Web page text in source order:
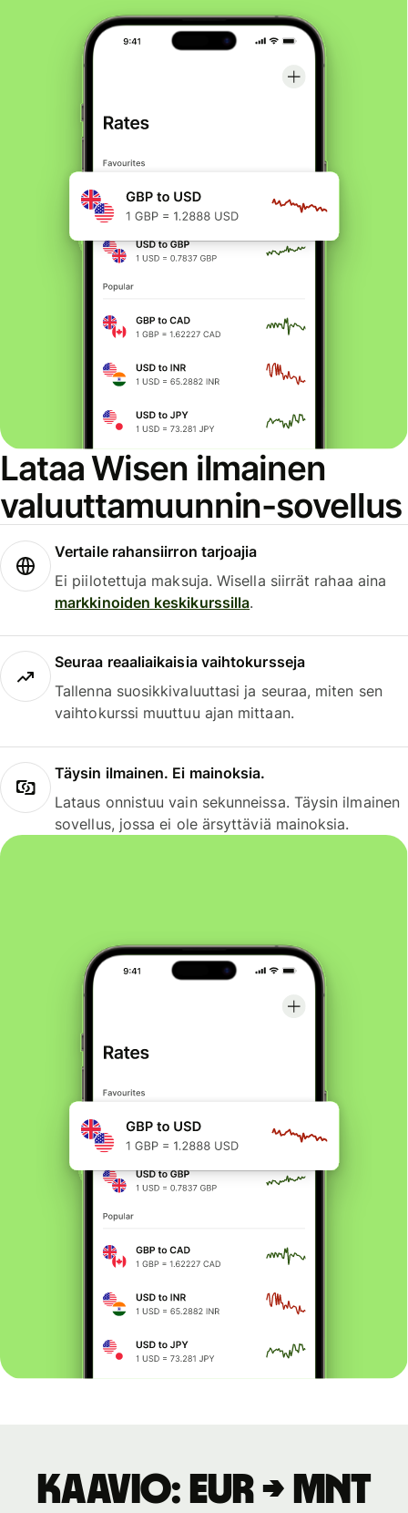
Lataa Wisen ilmainen
valuuttamuunnin-sovellus
Vertaile rahansiirron tarjoajia
Ei piilotettuja maksuja. Wisella siirrät rahaa aina
markkinoiden keskikurssilla.
Seuraa reaaliaikaisia vaihtokursseja
Tallenna suosikkivaluuttasi ja seuraa, miten sen
vaihtokurssi muuttuu ajan mittaan.
Täysin ilmainen. Ei mainoksia.
Lataus onnistuu vain sekunneissa. Täysin ilmainen
sovellus, jossa ei ole ärsyttäviä mainoksia.
Kaavio: EUR → MNT